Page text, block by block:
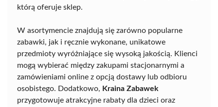
którą oferuje sklep.
W asortymencie znajdują się zarówno popularne
zabawki, jak i ręcznie wykonane, unikatowe
przedmioty wyróżniające się wysoką jakością. Klienci
mogą wybierać między zakupami stacjonarnymi a
zamówieniami online z opcją dostawy lub odbioru
osobistego. Dodatkowo, Kraina Zabawek
przygotowuje atrakcyjne rabaty dla dzieci oraz